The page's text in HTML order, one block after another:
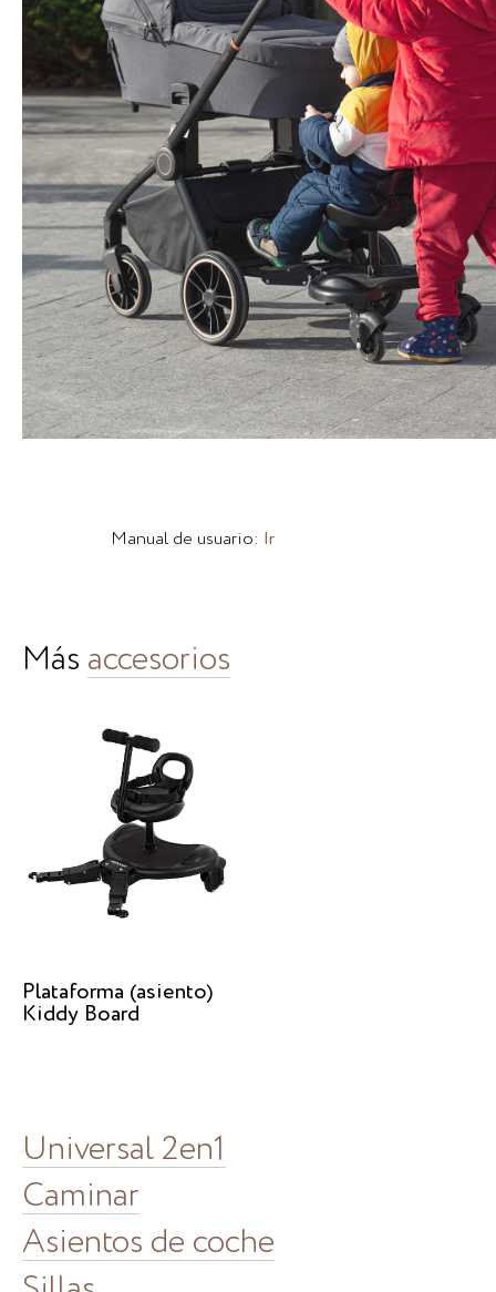
Manual de usuario: Ir
Más accesorios
Plataforma (asiento)
Kiddy Board
Universal 2en1
Caminar
Asientos de coche